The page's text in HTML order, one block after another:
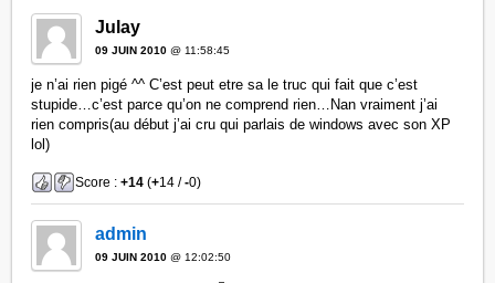
Julay
09 JUIN 2010 @ 11:58:45
je n’ai rien pigé ^^ C’est peut etre sa le truc qui fait que c’est
stupide…c’est parce qu’on ne comprend rien…Nan vraiment j’ai
rien compris(au début j’ai cru qui parlais de windows avec son XP
lol)
Score :+14 (+14 /-0)
admin
09 JUIN 2010 @ 12:02:50